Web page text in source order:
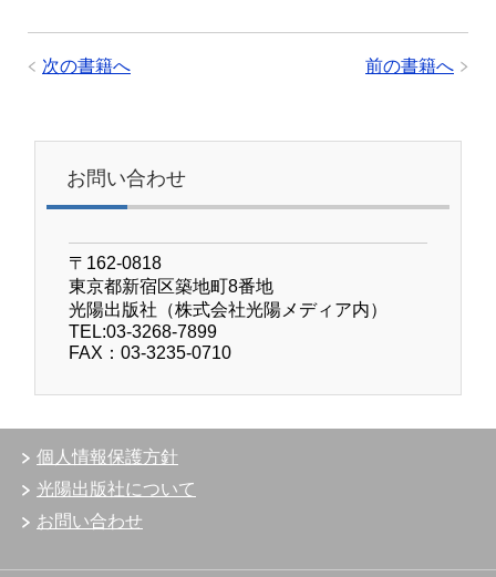
前の書籍へ
次の書籍へ
お問い合わせ
〒162-0818
東京都新宿区築地町8番地
光陽出版社（株式会社光陽メディア内）
TEL:03-3268-7899
FAX：03-3235-0710
個人情報保護方針
光陽出版社について
お問い合わせ